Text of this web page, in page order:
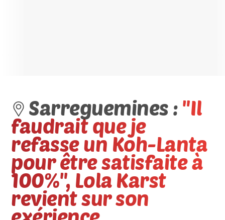
Sarreguemines : "Il
faudrait que je
refasse un Koh-Lanta
pour être satisfaite à
100%", Lola Karst
revient sur son